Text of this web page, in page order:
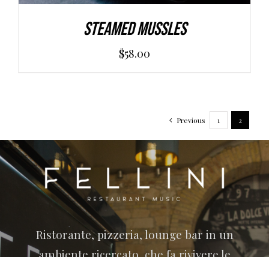
Steamed Mussles
$58.00
Previous 1 2
Ristorante, pizzeria, lounge bar in un